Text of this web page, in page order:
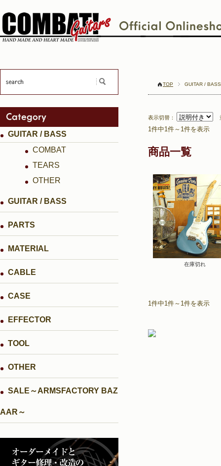
TOP GUITAR / BASS
表示切替：
1件中1件～1件を表示
商品一覧
在庫切れ
1件中1件～1件を表示
GUITAR / BASS
COMBAT
TEARS
OTHER
GUITAR / BASS
PARTS
MATERIAL
CABLE
CASE
EFFECTOR
TOOL
OTHER
SALE～ARMSFACTORY BAZ
AAR～